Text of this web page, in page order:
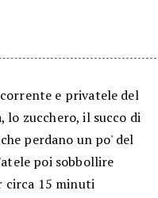
e privatele del
lo zucchero, il succo di
perdano un po' del
poi sobbollire
circa 15 minuti